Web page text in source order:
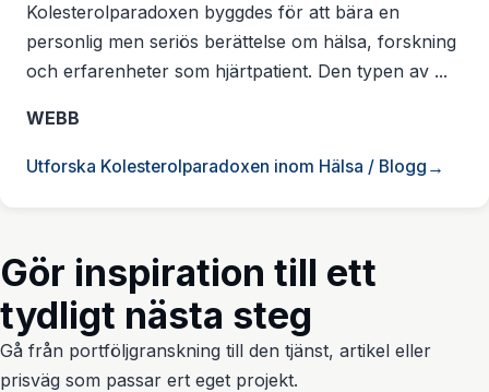
Kolesterolparadoxen byggdes för att bära en
personlig men seriös berättelse om hälsa, forskning
och erfarenheter som hjärtpatient. Den typen av ...
WEBB
Utforska Kolesterolparadoxen inom Hälsa / Blogg
Gör inspiration till ett
tydligt nästa steg
Gå från portföljgranskning till den tjänst, artikel eller
prisväg som passar ert eget projekt.